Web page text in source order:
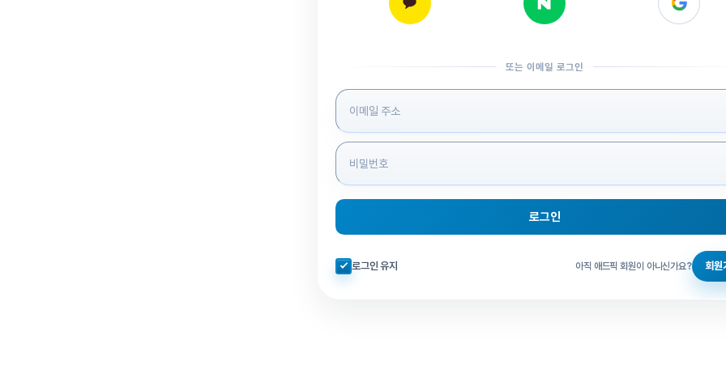
또는 이메일 로그인
로그인 정보 입력
로그인
자동로그인 체크
로그인 유지 아직 애드픽 회원이 아니신가요? 회원